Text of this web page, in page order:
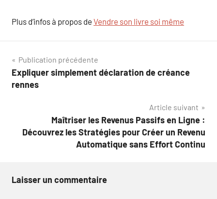
Plus d’infos à propos de Vendre son livre soi même
Navigation
de
Publication précédente
Expliquer simplement déclaration de créance
rennes
Article suivant
Maîtriser les Revenus Passifs en Ligne :
Découvrez les Stratégies pour Créer un Revenu
Automatique sans Effort Continu
Laisser un commentaire